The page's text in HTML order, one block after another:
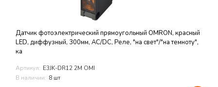
Датчик фотоэлектрический прямоугольный OMRON, красный
LED, диффузный, 300мм, AC/DC, Реле, "на свет"/"на темноту",
ка
Артикул: E3JK-DR12 2M OMI
В наличии: 8 шт